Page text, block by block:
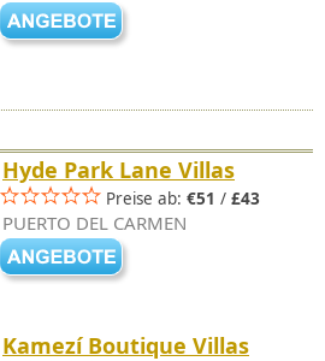
Hyde Park Lane Villas
Preise ab: €51 / £43
PUERTO DEL CARMEN
Kamezí Boutique Villas